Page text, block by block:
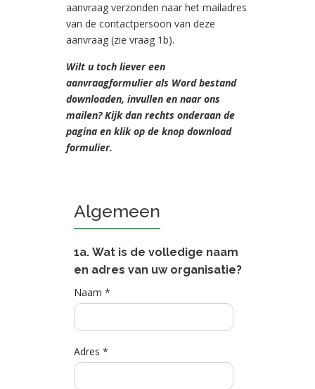
aanvraag verzonden naar het mailadres
van de contactpersoon van deze
aanvraag (zie vraag 1b).
Wilt u toch liever een
aanvraagformulier als Word bestand
downloaden, invullen en naar ons
mailen? Kijk dan rechts onderaan de
pagina en klik op de knop download
formulier.
Algemeen
1a. Wat is de volledige naam
en adres van uw organisatie?
Naam *
Adres *